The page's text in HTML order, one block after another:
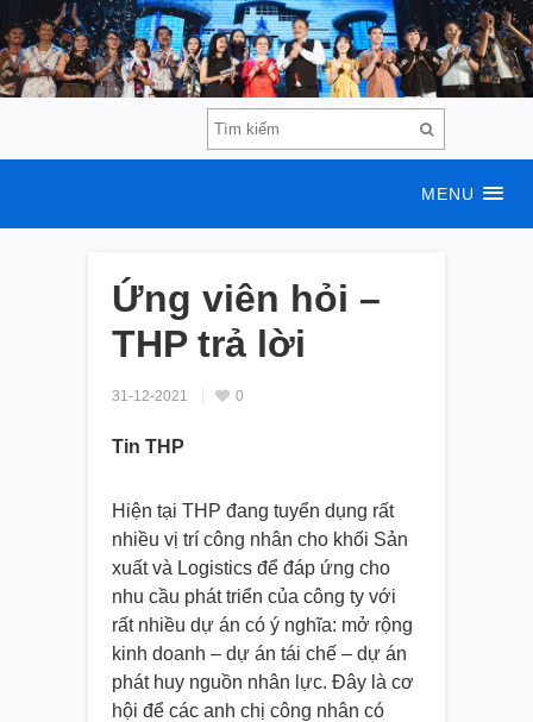
MENU
Ứng viên hỏi –
THP trả lời
31-12-2021 0
Tin THP
Hiện tại THP đang tuyển dụng rất
nhiều vị trí công nhân cho khối Sản
xuất và Logistics để đáp ứng cho
nhu cầu phát triển của công ty với
rất nhiều dự án có ý nghĩa: mở rộng
kinh doanh – dự án tái chế – dự án
phát huy nguồn nhân lực. Đây là cơ
hội để các anh chị công nhân có